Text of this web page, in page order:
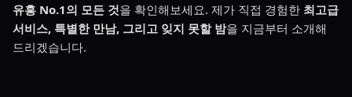
유흥 No.1의 모든 것을 확인해보세요. 제가 직접 경험한 최고급
서비스, 특별한 만남, 그리고 잊지 못할 밤을 지금부터 소개해
드리겠습니다.